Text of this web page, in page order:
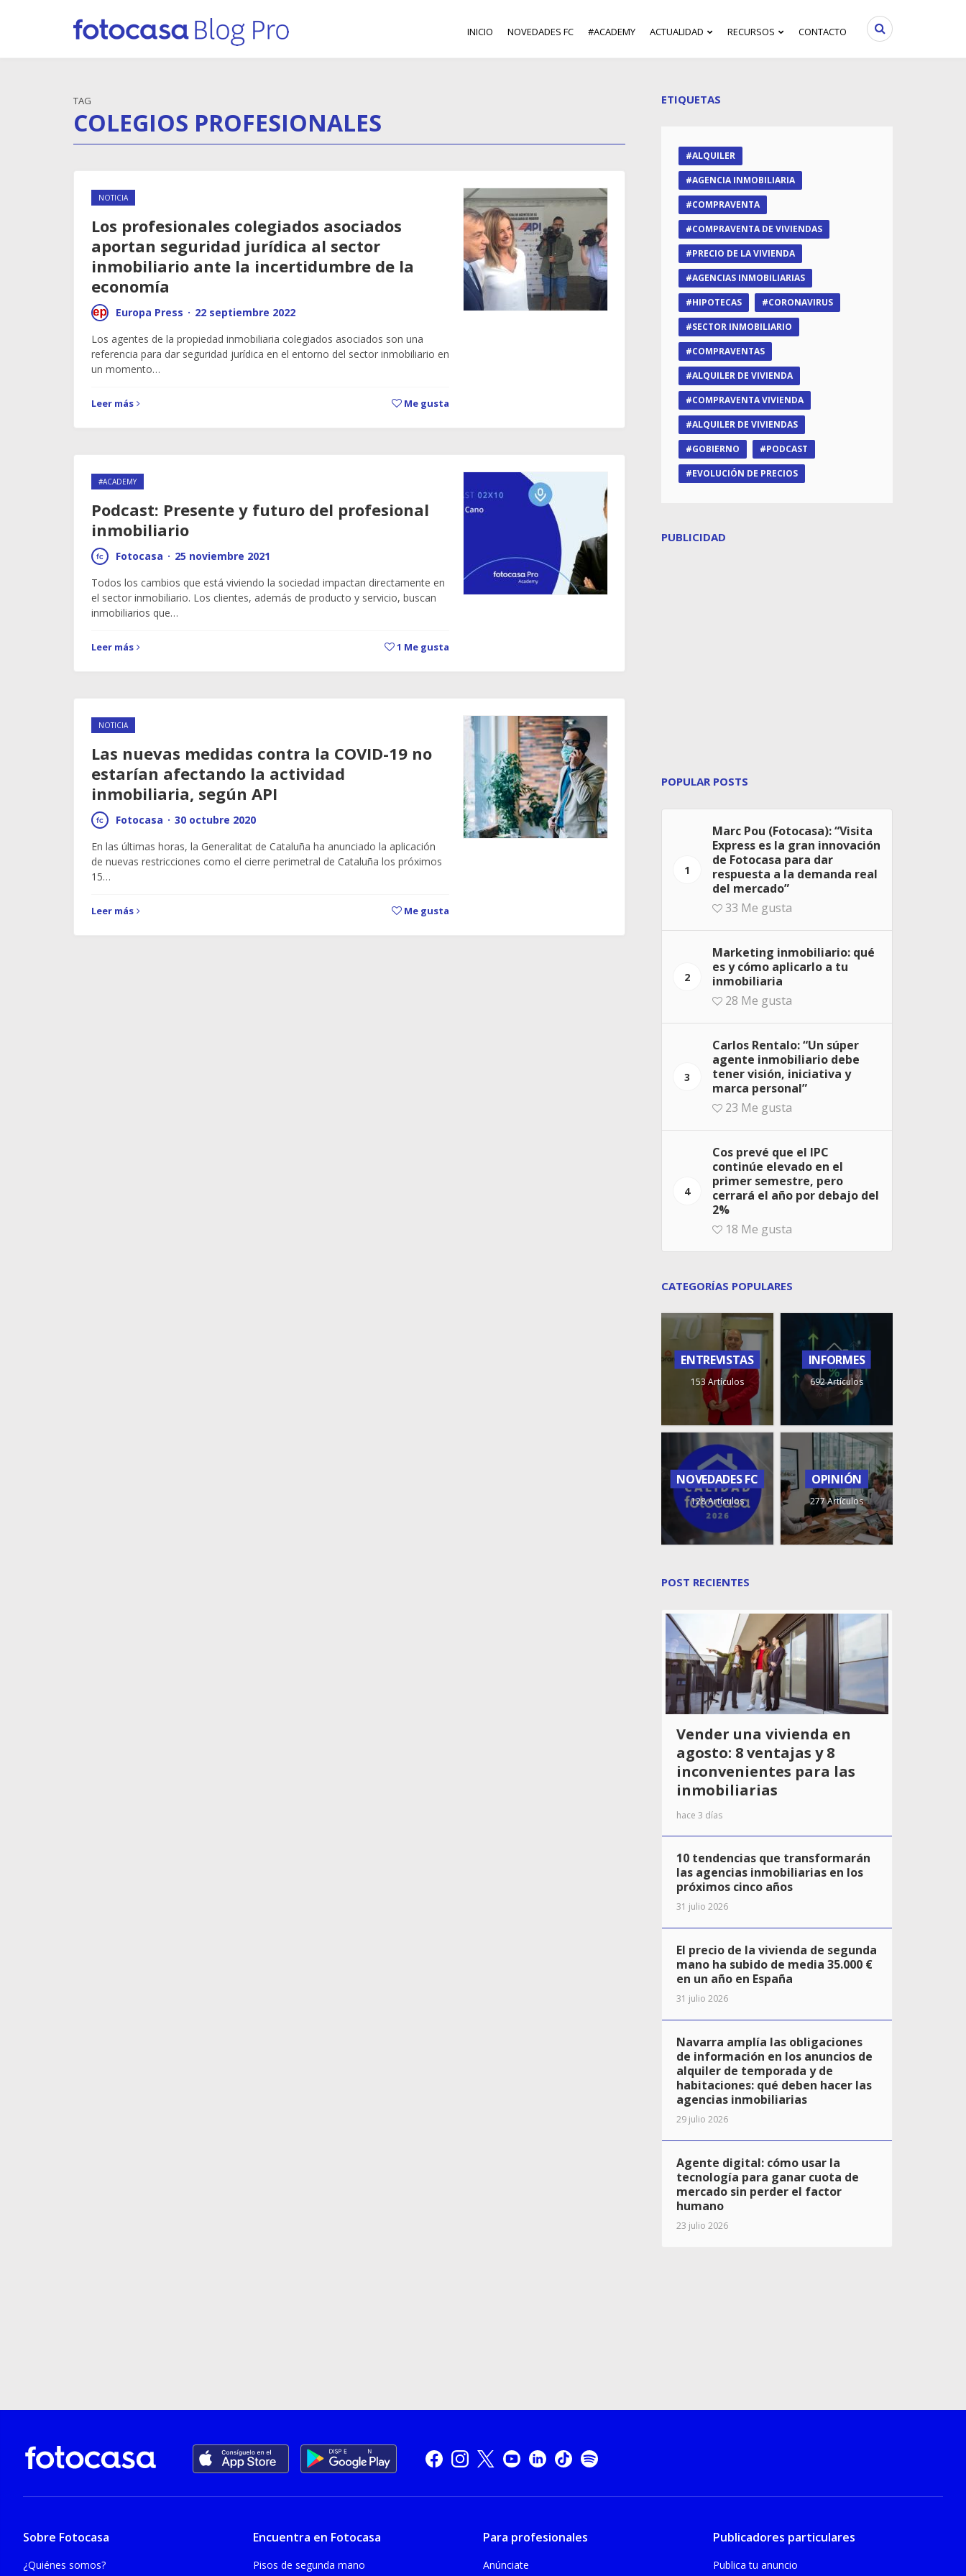
INICIO NOVEDADES FC #ACADEMY ACTUALIDAD RECURSOS CONTACTO
TAG
COLEGIOS PROFESIONALES
NOTICIA
Los profesionales colegiados asociados
aportan seguridad jurídica al sector
inmobiliario ante la incertidumbre de la
economía
Europa Press · 22 septiembre 2022
Los agentes de la propiedad inmobiliaria colegiados asociados son una
referencia para dar seguridad jurídica en el entorno del sector inmobiliario en
un momento…
Leer más Me gusta
#ACADEMY
Podcast: Presente y futuro del profesional
inmobiliario
Fotocasa · 25 noviembre 2021
Todos los cambios que está viviendo la sociedad impactan directamente en
el sector inmobiliario. Los clientes, además de producto y servicio, buscan
inmobiliarios que…
Leer más 1 Me gusta
NOTICIA
Las nuevas medidas contra la COVID-19 no
estarían afectando la actividad
inmobiliaria, según API
Fotocasa · 30 octubre 2020
En las últimas horas, la Generalitat de Cataluña ha anunciado la aplicación
de nuevas restricciones como el cierre perimetral de Cataluña los próximos
15…
Leer más Me gusta
ETIQUETAS
ALQUILER
AGENCIA INMOBILIARIA
COMPRAVENTA
COMPRAVENTA DE VIVIENDAS
PRECIO DE LA VIVIENDA
AGENCIAS INMOBILIARIAS
HIPOTECAS
CORONAVIRUS
SECTOR INMOBILIARIO
COMPRAVENTAS
ALQUILER DE VIVIENDA
COMPRAVENTA VIVIENDA
ALQUILER DE VIVIENDAS
GOBIERNO
PODCAST
EVOLUCIÓN DE PRECIOS
PUBLICIDAD
POPULAR POSTS
1
Marc Pou (Fotocasa): “Visita
Express es la gran innovación
de Fotocasa para dar
respuesta a la demanda real
del mercado”
33 Me gusta
2
Marketing inmobiliario: qué
es y cómo aplicarlo a tu
inmobiliaria
28 Me gusta
3
Carlos Rentalo: “Un súper
agente inmobiliario debe
tener visión, iniciativa y
marca personal”
23 Me gusta
4
Cos prevé que el IPC
continúe elevado en el
primer semestre, pero
cerrará el año por debajo del
2%
18 Me gusta
CATEGORÍAS POPULARES
ENTREVISTAS
153 Artículos
INFORMES
692 Artículos
NOVEDADES FC
128 Artículos
OPINIÓN
277 Artículos
POST RECIENTES
Vender una vivienda en
agosto: 8 ventajas y 8
inconvenientes para las
inmobiliarias
hace 3 días
10 tendencias que transformarán
las agencias inmobiliarias en los
próximos cinco años
31 julio 2026
El precio de la vivienda de segunda
mano ha subido de media 35.000 €
en un año en España
31 julio 2026
Navarra amplía las obligaciones
de información en los anuncios de
alquiler de temporada y de
habitaciones: qué deben hacer las
agencias inmobiliarias
29 julio 2026
Agente digital: cómo usar la
tecnología para ganar cuota de
mercado sin perder el factor
humano
23 julio 2026
Sobre Fotocasa
¿Quiénes somos?
Encuentra en Fotocasa
Pisos de segunda mano
Para profesionales
Anúnciate
Publicadores particulares
Publica tu anuncio